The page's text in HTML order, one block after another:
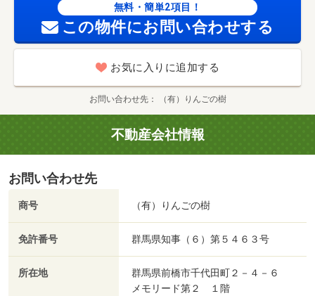
無料・簡単2項目！
この物件にお問い合わせする
お気に入りに追加する
お問い合わせ先 （有）りんごの樹
不動産会社情報
お問い合わせ先
商号 （有）りんごの樹
免許番号 群馬県知事（６）第５４６３号
所在地
群馬県前橋市千代田町２－４－６
メモリード第２ １階